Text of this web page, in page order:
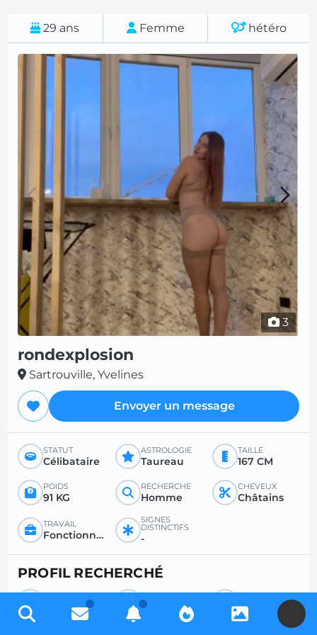
29 ans Femme hétéro
3
rondexplosion
Sartrouville, Yvelines
Envoyer un message
STATUT
Célibataire
ASTROLOGIE
Taureau
TAILLE
167 CM
POIDS
91 KG
RECHERCHE
Homme
CHEVEUX
Châtains
TRAVAIL
Fonctionnaire secrétariat
SIGNES
DISTINCTIFS
-
PROFIL RECHERCHÉ
RECHERCHE
Homme
POUR
Sexe
ÂGE SOUHAITÉ